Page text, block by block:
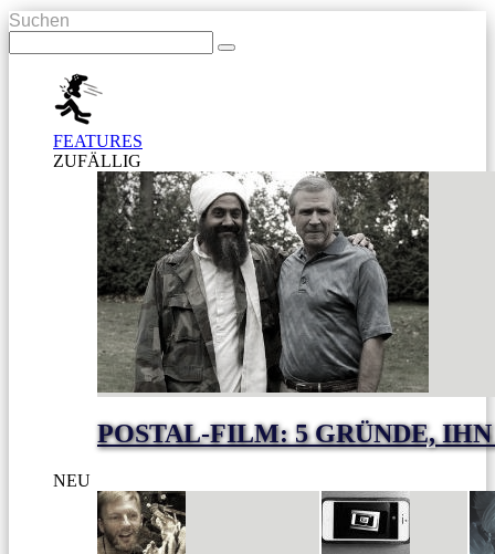
Suchen
FEATURES
ZUFÄLLIG
POSTAL-FILM: 5 GRÜNDE,
NEU